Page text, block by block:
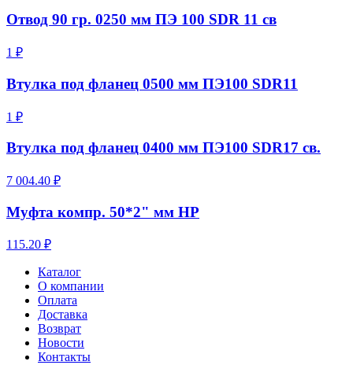
Отвод 90 гр. 0250 мм ПЭ 100 SDR 11 св
1 ₽
Втулка под фланец 0500 мм ПЭ100 SDR11
1 ₽
Втулка под фланец 0400 мм ПЭ100 SDR17 св.
7 004.40 ₽
Муфта компр. 50*2" мм НР
115.20 ₽
Каталог
О компании
Оплата
Доставка
Возврат
Новости
Контакты